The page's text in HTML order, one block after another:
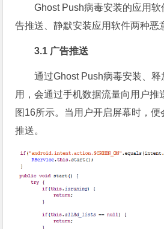
Ghost Push病毒安装的应用
告推送、静默安装应用软件两种恶
3.1 广告推送
通过Ghost Push病毒安装、
用，会通过手机数据流量向用户推
图16所示。当用户开启屏幕时，
推送。